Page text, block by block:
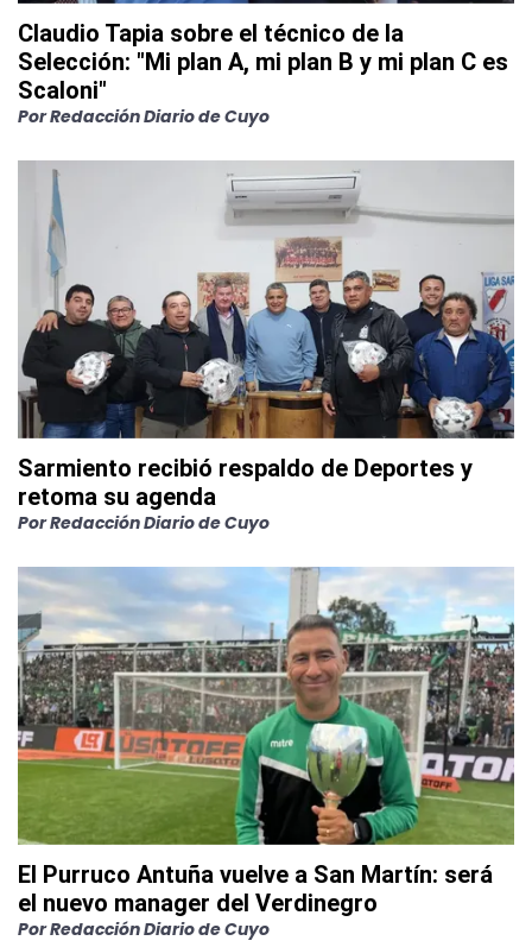
Claudio Tapia sobre el técnico de la
Selección: "Mi plan A, mi plan B y mi plan C es
Scaloni"
PorRedacción Diario de Cuyo
Sarmiento recibió respaldo de Deportes y
retoma su agenda
PorRedacción Diario de Cuyo
El Purruco Antuña vuelve a San Martín: será
el nuevo manager del Verdinegro
PorRedacción Diario de Cuyo